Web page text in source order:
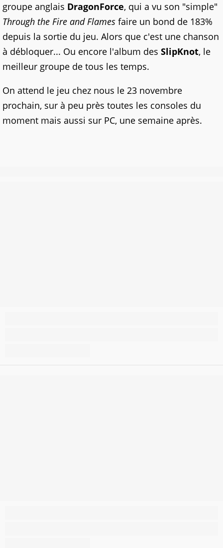
groupe anglais DragonForce, qui a vu son "simple"
Through the Fire and Flames faire un bond de 183%
depuis la sortie du jeu. Alors que c'est une chanson
à débloquer... Ou encore l'album des SlipKnot, le
meilleur groupe de tous les temps.
On attend le jeu chez nous le 23 novembre
prochain, sur à peu près toutes les consoles du
moment mais aussi sur PC, une semaine après.